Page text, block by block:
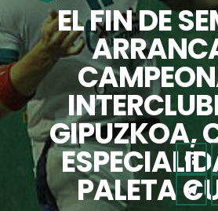
EL FIN DE
GIPUZKOA,
PALETA